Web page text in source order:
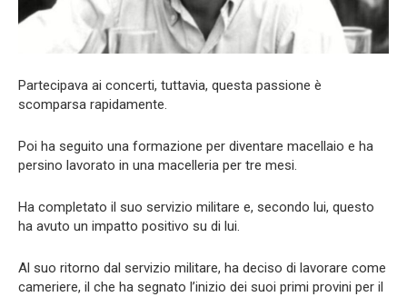
Partecipava ai concerti, tuttavia, questa passione è
scomparsa rapidamente.
Poi ha seguito una formazione per diventare macellaio e ha
persino lavorato in una macelleria per tre mesi.
Ha completato il suo servizio militare e, secondo lui, questo
ha avuto un impatto positivo su di lui.
Al suo ritorno dal servizio militare, ha deciso di lavorare come
cameriere, il che ha segnato l’inizio dei suoi primi provini per il